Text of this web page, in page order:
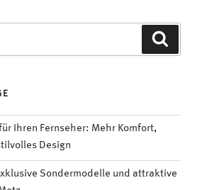
Ihren Fernseher: Mehr Komfort,
Design
Sondermodelle und attraktive